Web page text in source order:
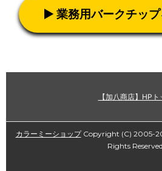
▶ 業務用バークチッ
【加八商店】HPト
カラーミーショップCopyright (C) 2005-
Rights